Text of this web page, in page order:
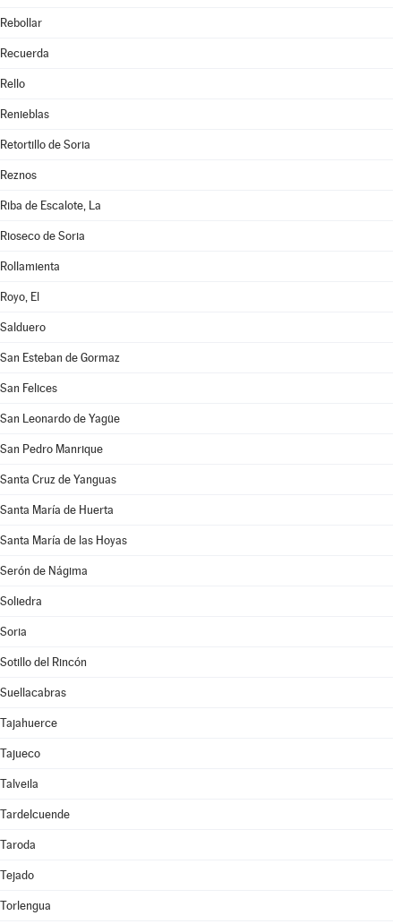
Rebollar
Recuerda
Rello
Renieblas
Retortillo de Soria
Reznos
Riba de Escalote, La
Rioseco de Soria
Rollamienta
Royo, El
Salduero
San Esteban de Gormaz
San Felices
San Leonardo de Yagüe
San Pedro Manrique
Santa Cruz de Yanguas
Santa María de Huerta
Santa María de las Hoyas
Serón de Nágima
Soliedra
Soria
Sotillo del Rincón
Suellacabras
Tajahuerce
Tajueco
Talveila
Tardelcuende
Taroda
Tejado
Torlengua